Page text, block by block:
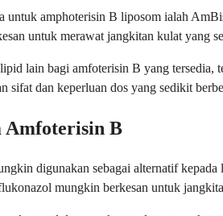
untuk amphoterisin B liposom ialah
untuk merawat jangkitan kulat yang
lain bagi amfoterisin B yang
sifat dan keperluan dos yang sedikit
B
digunakan sebagai alternatif
mungkin berkesan untuk